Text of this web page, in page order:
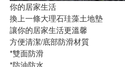
你的居家生活
換上一條大理石珪藻土地墊
讓你的居家生活更溫馨
方便清潔/底部防滑材質
*雙面防滑
*防油防水